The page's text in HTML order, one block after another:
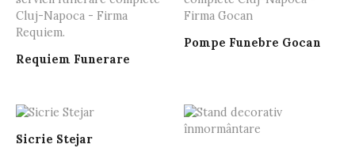
Requiem Funerare
Pompe Funebre Gocan
Sicrie Stejar